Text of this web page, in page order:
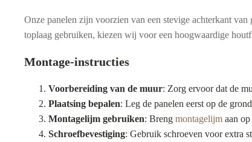
Onze panelen zijn voorzien van een stevige achterkant
toplaag gebruiken, kiezen wij voor een hoogwaardige
Montage-instructies
Voorbereiding van de muur: Zorg ervoor dat de
Plaatsing bepalen: Leg de panelen eerst op de
Montagelijm gebruiken: Breng montagelijm aan
Schroefbevestiging: Gebruik schroeven voor extra